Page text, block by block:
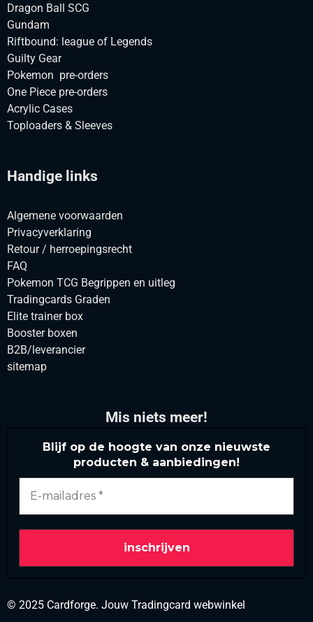
Dragon Ball SCG
Gundam
Riftbound: league of Legends
Guilty Gear
Pokemon pre-orders
One Piece pre-orders
Acrylic Cases
Toploaders & Sleeves
Handige links
Algemene voorwaarden
Privacyverklaring
Retour / herroepingsrecht
FAQ
Pokemon TCG Begrippen en uitleg
Tradingcards Graden
Elite trainer box
Booster boxen
B2B/leverancier
sitemap
Mis niets meer!
Blijf op de hoogte van onze nieuwste
producten & aanbiedingen!
© 2025 Cardforge. Jouw Tradingcard webwinkel